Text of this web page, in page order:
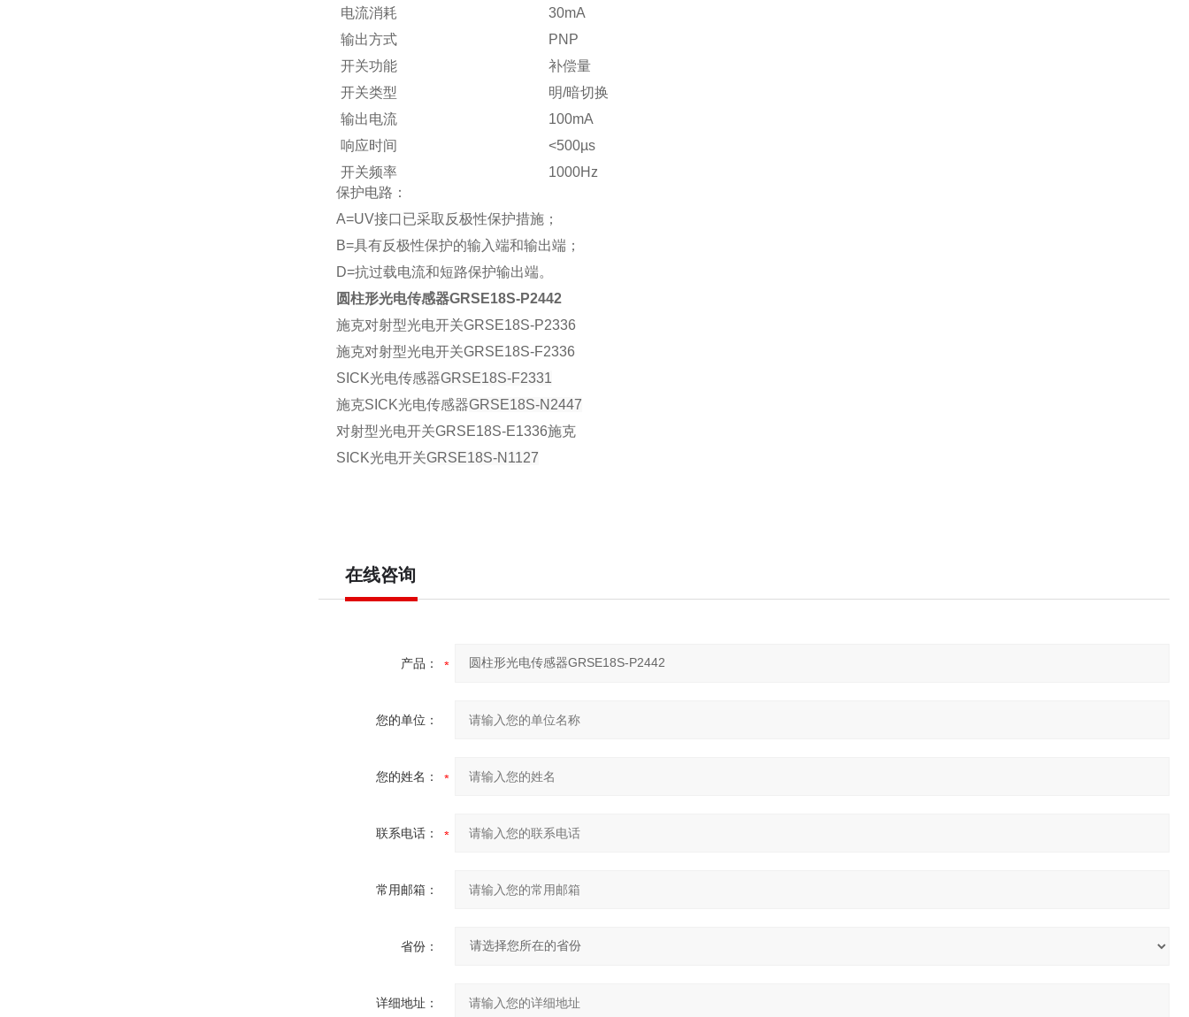
电流消耗
30mA
输出方式
PNP
开关功能
补偿量
开关类型
明/暗切换
输出电流
100mA
响应时间
<500µs
开关频率
1000Hz
连接类型
保护电路：
A=UV接口已采取反极性保护措施；
B=具有反极性保护的输入端和输出端；
D=抗过载电流和短路保护输出端。
圆柱形光电传感器GRSE18S-P2442
施克对射型光电开关GRSE18S-P2336
施克对射型光电开关GRSE18S-F2336
SICK光电传感器GRSE18S-F2331
施克SICK光电传感器GRSE18S-N2447
对射型光电开关GRSE18S-E1336施克
SICK光电开关GRSE18S-N1127
在线咨询
产品：
您的单位：
您的姓名：
联系电话：
常用邮箱：
省份：
详细地址：